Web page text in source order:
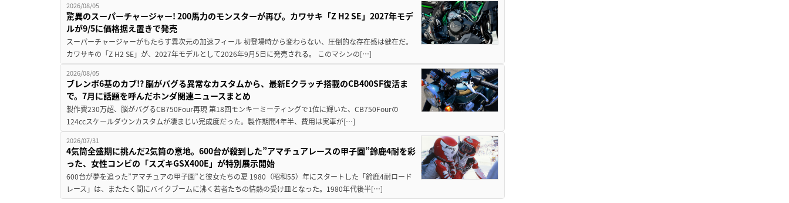
2026/08/05
驚異のスーパーチャージャー! 200馬力のモンスターが再び。カワサキ「Z H2 SE」2027年モデ
ルが9/5に価格据え置きで発売
スーパーチャージャーがもたらす異次元の加速フィール 初登場時から変わらない、圧倒的な存在感は健在だ。
カワサキの「Z H2 SE」が、2027年モデルとして2026年9月5日に発売される。 このマシンの[…]
2026/08/05
ブレンボ6基のカブ!? 脳がバグる異常なカスタムから、最新Eクラッチ搭載のCB400SF復活ま
で。7月に話題を呼んだホンダ関連ニュースまとめ
製作費230万超、脳がバグるCB750Four再現 第18回モンキーミーティングで1位に輝いた、CB750Fourの
124ccスケールダウンカスタムが凄まじい完成度だった。製作期間4年半、費用は実車が[…]
2026/07/31
4気筒全盛期に挑んだ2気筒の意地。600台が殺到した”アマチュアレースの甲子園”鈴鹿4耐を彩
った、女性コンビの「スズキGSX400E」が特別展示開始
600台が夢を追った”アマチュアの甲子園”と彼女たちの夏 1980（昭和55）年にスタートした「鈴鹿4耐ロード
レース」は、またたく間にバイクブームに沸く若者たちの情熱の受け皿となった。1980年代後半[…]